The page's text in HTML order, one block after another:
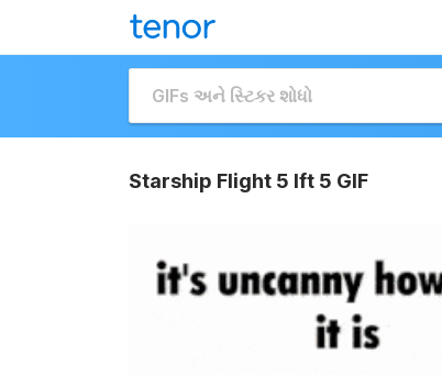
Starship Flight 5 Ift 5 GIF